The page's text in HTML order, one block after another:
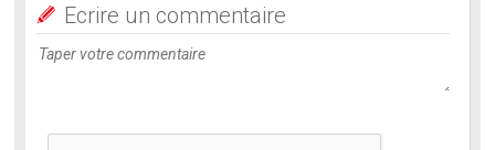
Ecrire un commentaire